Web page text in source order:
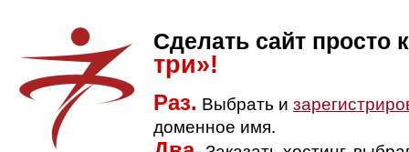
Сделать сайт просто
три»!
Раз. Выбрать и
доменное имя.